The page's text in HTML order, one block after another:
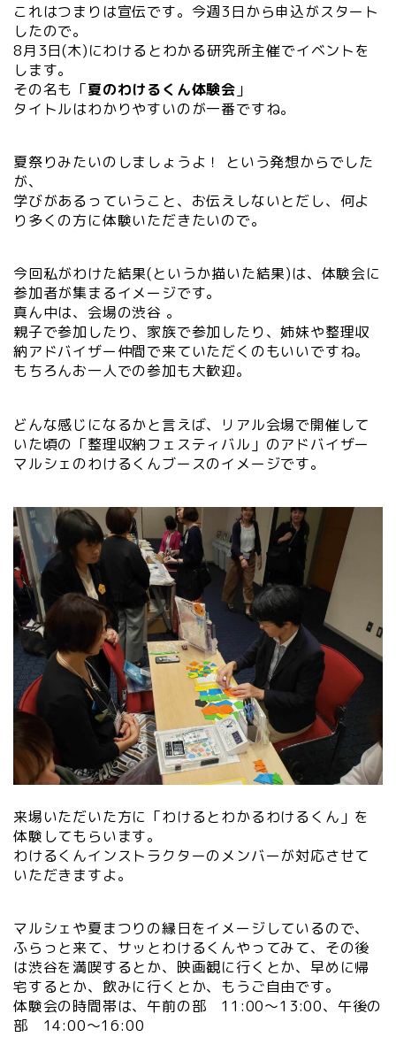
これはつまりは宣伝です。今週3日から申込がスタート
したので。
8月3日(木)にわけるとわかる研究所主催でイベントを
します。
その名も「夏のわけるくん体験会 」
タイトルはわかりやすいのが一番ですね。
夏祭りみたいのしましょうよ！ という発想からでした
が、
学びがあるっていうこと、お伝えしないとだし、何よ
り多くの方に体験いただきたいので。
今回私がわけた結果(というか描いた結果)は、体験会に
参加者が集まるイメージです。
真ん中は、会場の渋谷 。
親子で参加したり、家族で参加したり、姉妹や整理収
納アドバイザー仲間で来ていただくのもいいですね。
もちろんお一人での参加も大歓迎。
どんな感じになるかと言えば、リアル会場で開催して
いた頃の「整理収納フェスティバル」のアドバイザー
マルシェのわけるくんブースのイメージです。
来場いただいた方に「わけるとわかるわけるくん」を
体験してもらいます。
わけるくんインストラクターのメンバーが対応させて
いただきますよ。
マルシェや夏まつりの縁日をイメージしているので、
ふらっと来て、サッとわけるくんやってみて、その後
は渋谷を満喫するとか、映画観に行くとか、早めに帰
宅するとか、飲みに行くとか、もうご自由です。
体験会の時間帯は、午前の部 11:00～13:00、午後の
部 14:00～16:00